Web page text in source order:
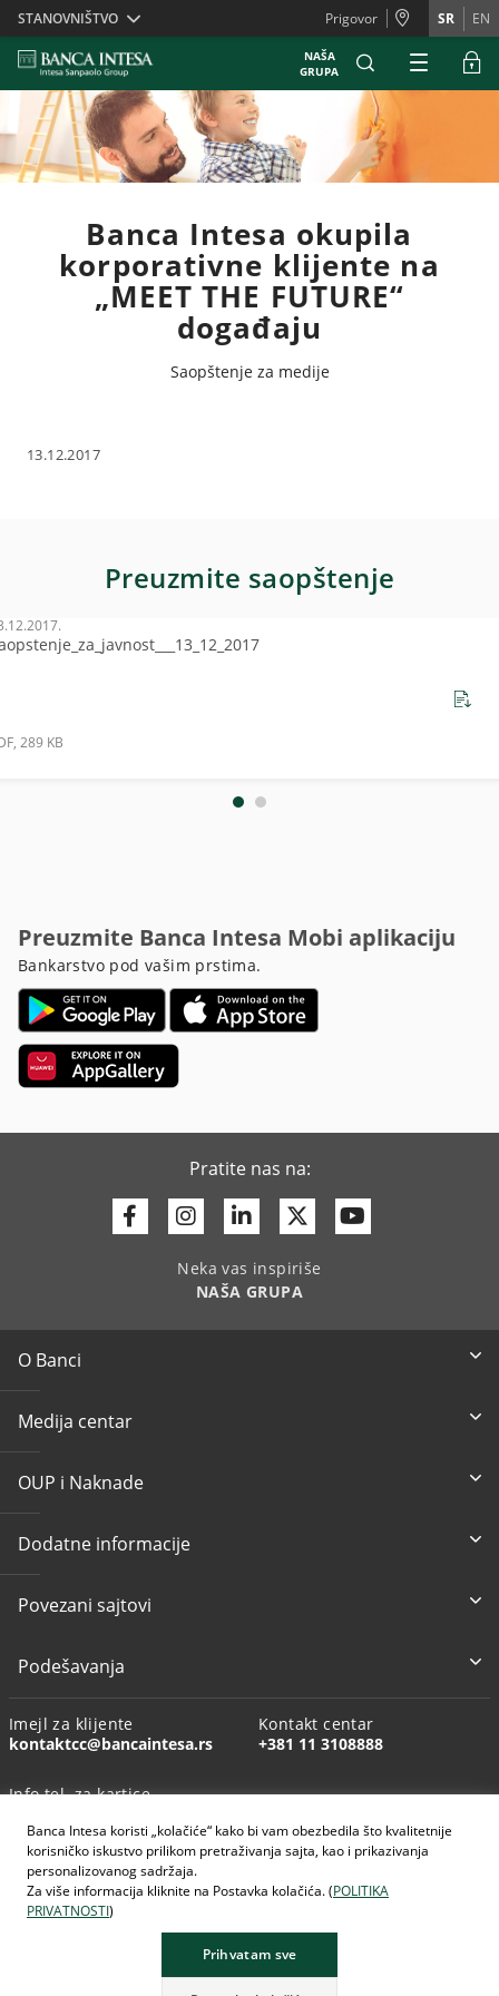
Banca Intesa koristi „kolačiće“ kako bi vam obezbedila što kvalitetnije
korisničko iskustvo prilikom pretraživanja sajta, kao i prikazivanja
personalizovanog sadržaja.
Za više informacija kliknite na Postavka kolačića. (POLITIKA
PRIVATNOSTI)
Prihvatam sve
Skiplinks
STANOVNIŠTVO Prigovor SR EN
NAŠA
GRUPA
Banca Intesa okupila
korporativne klijente na
„MEET THE FUTURE“
događaju
Saopštenje za medije
13.12.2017
Preuzmite saopštenje
289 KB
Preuzmite Banca Intesa Mobi aplikaciju
Bankarstvo pod vašim prstima.
Pratite nas na:
FacebookInstagram
LinkedinTwitter
Neka vas inspiriše
NAŠA GRUPA
O Banci
Medija centar
OUP i Naknade
Dodatne informacije
Povezani sajtovi
Podešavanja
Imejl za klijente
kontaktcc@bancaintesa.rs
Kontakt centar
+381 11 3108888
Info tel. za kartice